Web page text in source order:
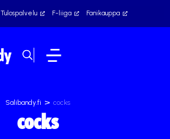
Tulospalvelu F-liiga Fanikauppa
Salibandy.fi > cocks
cocks